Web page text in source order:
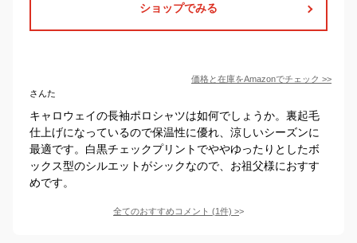
ショップでみる
価格と在庫をAmazonでチェック >>
さんた
キャロウェイの長袖ポロシャツは如何でしょうか。裏起毛
仕上げになっているので保温性に優れ、涼しいシーズンに
最適です。白黒チェックプリントでややゆったりとしたボ
ックス型のシルエットがシックなので、お祖父様におすす
めです。
全てのおすすめコメント (1件) >